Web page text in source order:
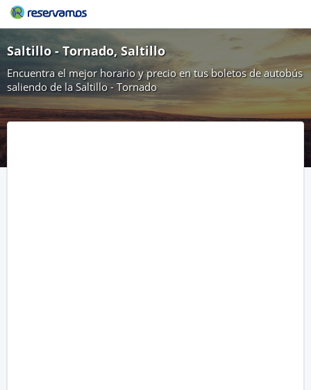
Saltillo - Tornado, Saltillo
Encuentra el mejor horario y precio en tus boletos de autobús
saliendo de la Saltillo - Tornado